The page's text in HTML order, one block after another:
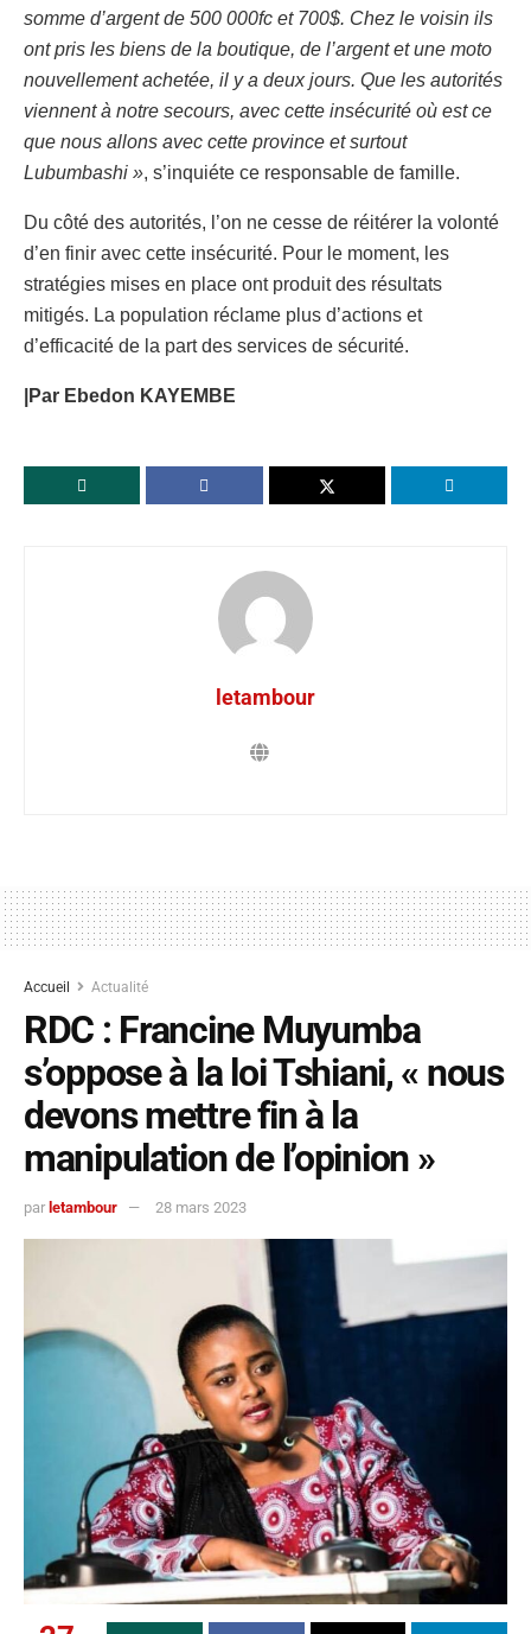
somme d’argent de 500 000fc et 700$. Chez le voisin ils
ont pris les biens de la boutique, de l’argent et une moto
nouvellement achetée, il y a deux jours. Que les autorités
viennent à notre secours, avec cette insécurité où est ce
que nous allons avec cette province et surtout
Lubumbashi », s’inquiéte ce responsable de famille.
Du côté des autorités, l’on ne cesse de réitérer la volonté
d’en finir avec cette insécurité. Pour le moment, les
stratégies mises en place ont produit des résultats
mitigés. La population réclame plus d’actions et
d’efficacité de la part des services de sécurité.
|Par Ebedon KAYEMBE
letambour
Accueil Actualité
RDC : Francine Muyumba
s’oppose à la loi Tshiani, « nous
devons mettre fin à la
manipulation de l’opinion »
par letambour 28 mars 2023